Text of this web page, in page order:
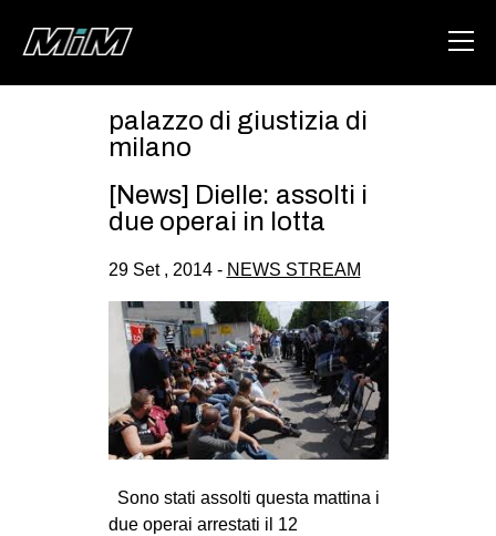
HOME
ABOUT
DEGENERAZIONE
GAZA FREESTYLE
CSOA LAMBRETTA
MSM
STUDENTI TSUNAMI
ZAM
MILANO
palazzo di giustizia di
milano
[News] Dielle: assolti i
due operai in lotta
29 Set , 2014 - NEWS STREAM
Sono stati assolti questa mattina i
due operai arrestati il 12